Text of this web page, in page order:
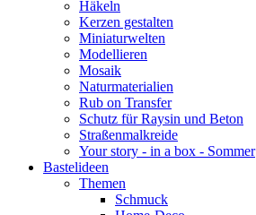
Häkeln
Kerzen gestalten
Miniaturwelten
Modellieren
Mosaik
Naturmaterialien
Rub on Transfer
Schutz für Raysin und Beton
Straßenmalkreide
Your story - in a box - Sommer
Bastelideen
Themen
Schmuck